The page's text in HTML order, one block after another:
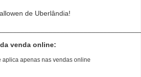
de Uberlândia!
venda online:
aplica apenas nas vendas online